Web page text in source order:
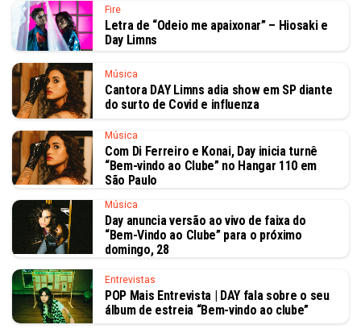
Fire
Letra de “Odeio me apaixonar” – Hiosaki e
Day Limns
Música
Cantora DAY Limns adia show em SP diante
do surto de Covid e influenza
Música
Com Di Ferreiro e Konai, Day inicia turnê
“Bem-vindo ao Clube” no Hangar 110 em
São Paulo
Música
Day anuncia versão ao vivo de faixa do
“Bem-Vindo ao Clube” para o próximo
domingo, 28
Entrevistas
POP Mais Entrevista | DAY fala sobre o seu
álbum de estreia “Bem-vindo ao clube”